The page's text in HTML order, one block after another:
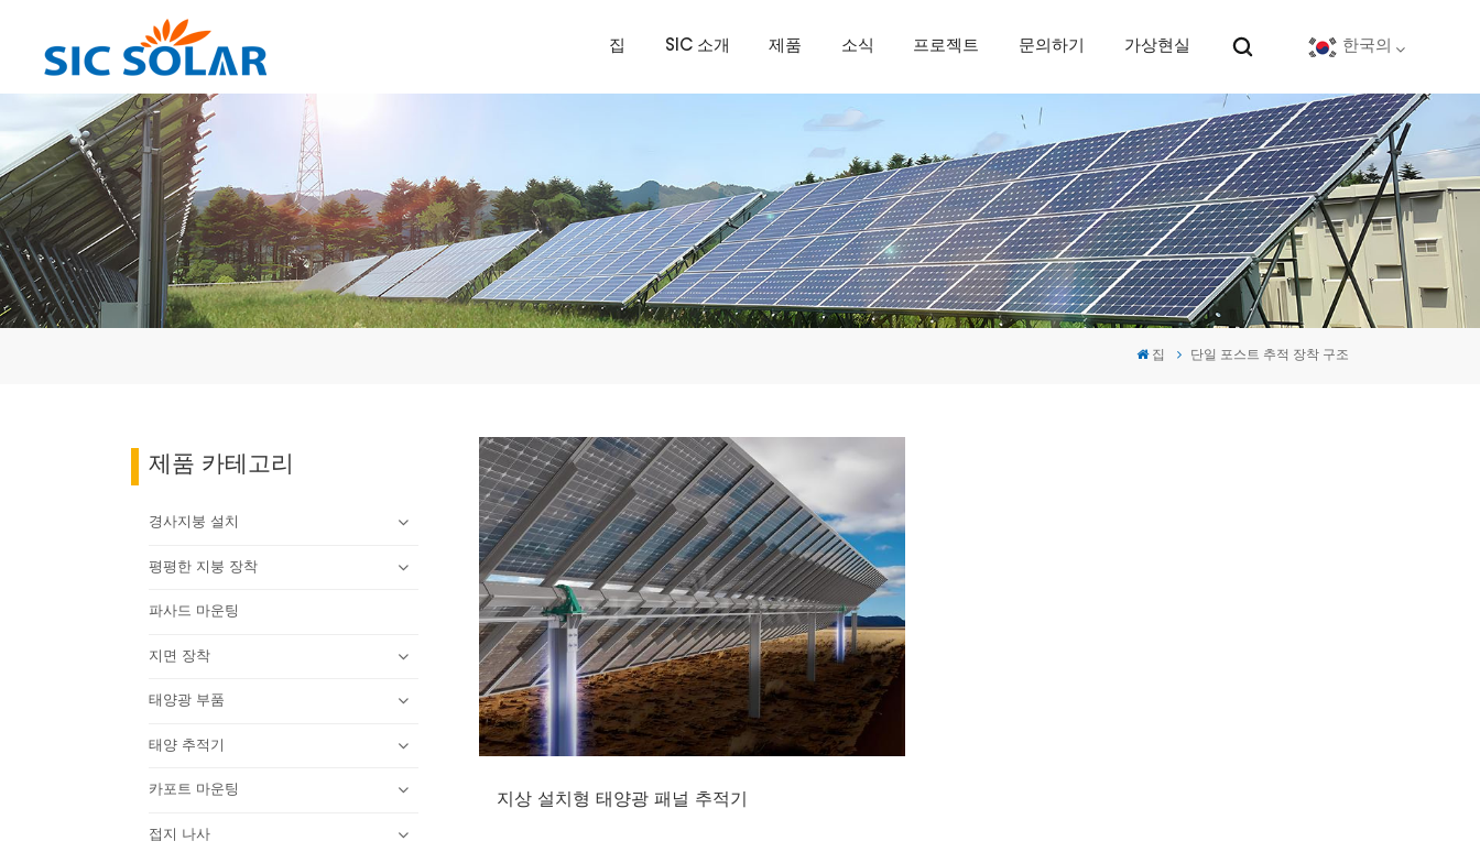
집 SIC 소개 제품 소식 프로젝트 문의하기 가상현실 한국의
English
Deutsch
español
português
집 단일 포스트 추적 장착 구조
제품 카테고리
경사지붕 설치
평평한 지붕 장착
파사드 마운팅
지면 장착
태양광 부품
태양 추적기
카포트 마운팅
접지 나사
지상 설치형 태양광 패널 추적기